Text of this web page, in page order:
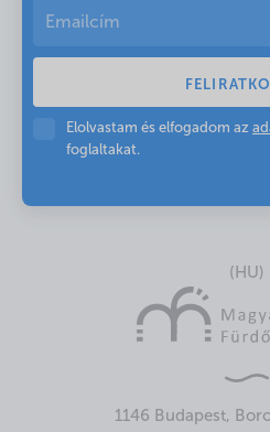
Elolvastam és elfogadom az
foglaltakat.
(HU)
1146 Budapest,